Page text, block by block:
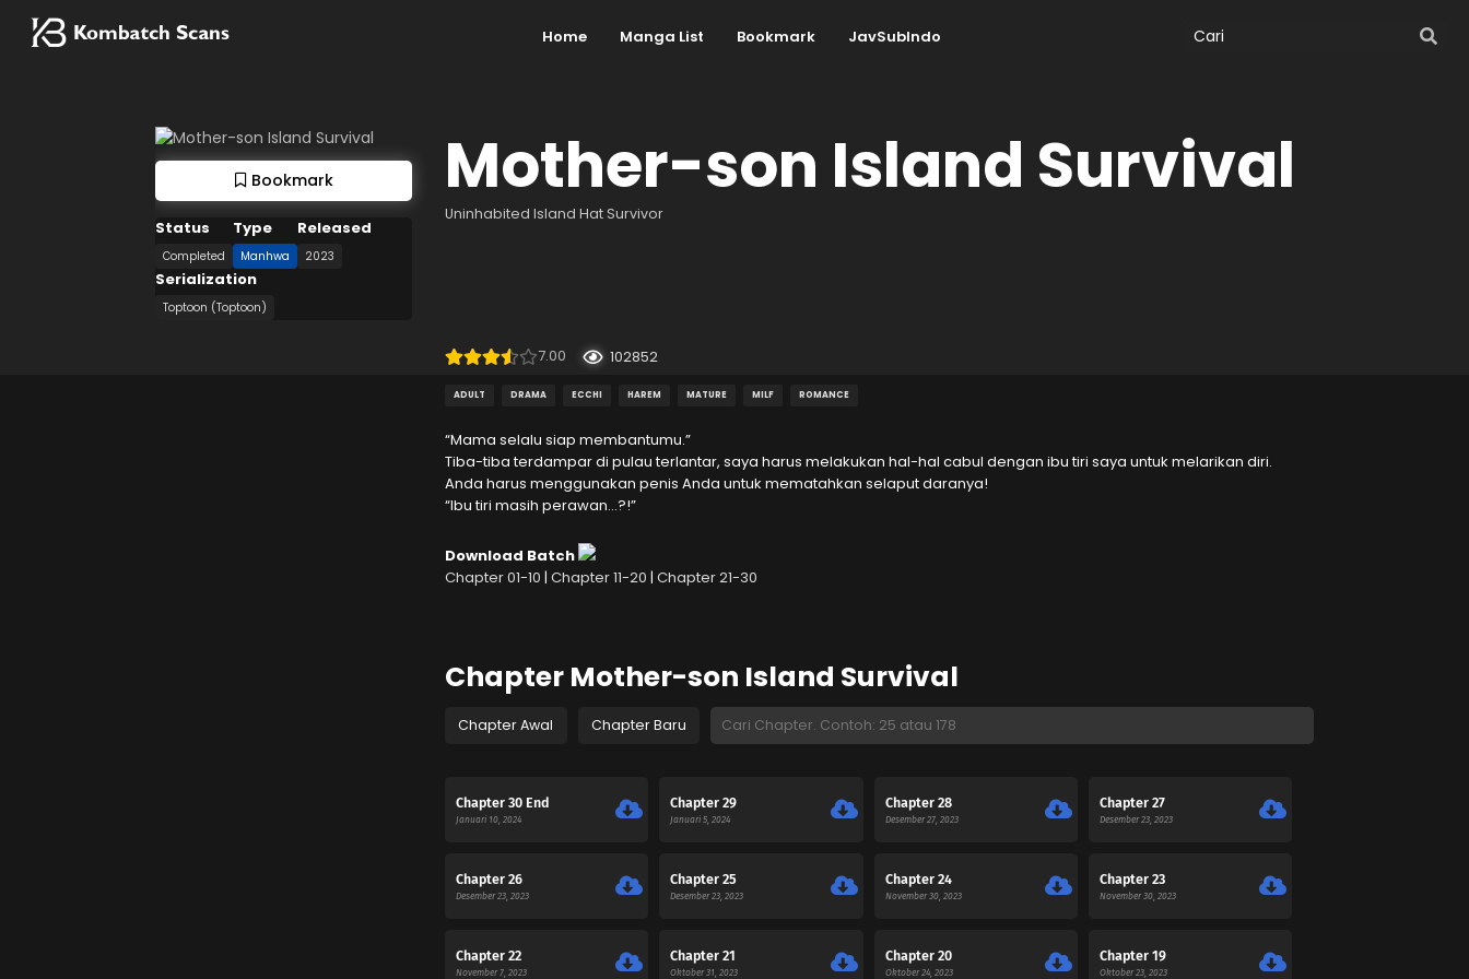
Home Manga List Bookmark JavSubIndo
Bookmark
Status
Completed
Type
Manhwa
Released
2023
Serialization
Toptoon (Toptoon)
Mother-son Island Survival
Uninhabited Island Hat Survivor
7.00 102852
ADULT DRAMA ECCHI HAREM MATURE MILF ROMANCE
“Mama selalu siap membantumu.”
Tiba-tiba terdampar di pulau terlantar, saya harus melakukan hal-hal cabul dengan ibu tiri saya untuk melarikan diri.
Anda harus menggunakan penis Anda untuk mematahkan selaput daranya!
“Ibu tiri masih perawan…?!”
Download Batch
Chapter 01-10 | Chapter 11-20 | Chapter 21-30
Chapter Mother-son Island Survival
Chapter Awal Chapter Baru
Chapter 30 End
Januari 10, 2024
Chapter 29
Januari 5, 2024
Chapter 28
Desember 27, 2023
Chapter 27
Desember 23, 2023
Chapter 26
Desember 23, 2023
Chapter 25
Desember 23, 2023
Chapter 24
November 30, 2023
Chapter 23
November 30, 2023
Chapter 22
November 7, 2023
Chapter 21
Oktober 31, 2023
Chapter 20
Oktober 24, 2023
Chapter 19
Oktober 23, 2023